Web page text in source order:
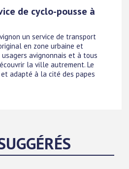
de cyclo-pousse à
un service de transport
en zone urbaine et
avignonnais et à tous
la ville autrement. Le
adapté à la cité des papes